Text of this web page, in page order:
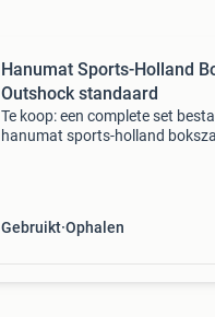
Hanumat Sports-Holland
Outshock standaard
Te koop: een complete set
hanumat sports-holland
Gebruikt Ophalen